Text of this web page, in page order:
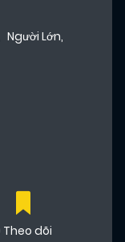
Người Lớn,
Theo dõi